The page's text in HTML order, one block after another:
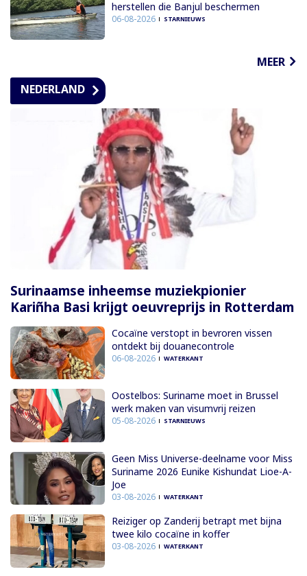
herstellen die Banjul beschermen
06-08-2026 STARNIEUWS
MEER
NEDERLAND
Surinaamse inheemse muziekpionier
Kariñha Basi krijgt oeuvreprijs in Rotterdam
Cocaïne verstopt in bevroren vissen
ontdekt bij douanecontrole
06-08-2026 WATERKANT
Oostelbos: Suriname moet in Brussel
werk maken van visumvrij reizen
05-08-2026 STARNIEUWS
Geen Miss Universe-deelname voor Miss
Suriname 2026 Eunike Kishundat Lioe-A-
Joe
03-08-2026 WATERKANT
Reiziger op Zanderij betrapt met bijna
twee kilo cocaïne in koffer
03-08-2026 WATERKANT